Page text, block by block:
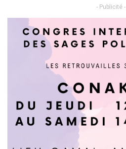
- Publicité -